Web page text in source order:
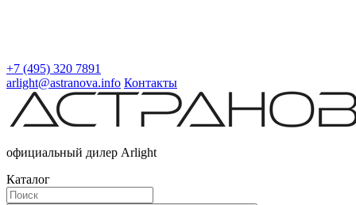
+7 (495) 320 7891
arlight@astranova.info Контакты
официальный дилер Arlight
Каталог